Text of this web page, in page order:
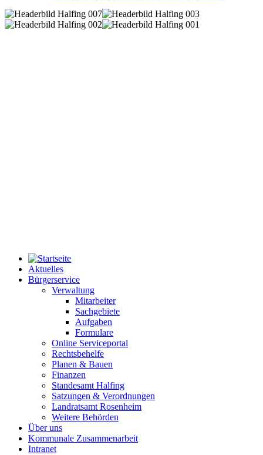
Aktuelles
Bürgerservice
Verwaltung
Mitarbeiter
Sachgebiete
Aufgaben
Formulare
Online Serviceportal
Rechtsbehelfe
Planen & Bauen
Finanzen
Standesamt Halfing
Satzungen & Verordnungen
Landratsamt Rosenheim
Weitere Behörden
Über uns
Kommunale Zusammenarbeit
Intranet